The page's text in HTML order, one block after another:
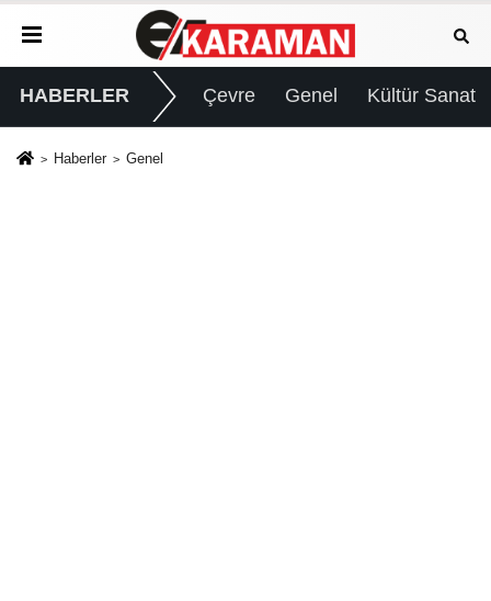
HABERLER Çevre Genel Kültür Sanat
Haberler Genel